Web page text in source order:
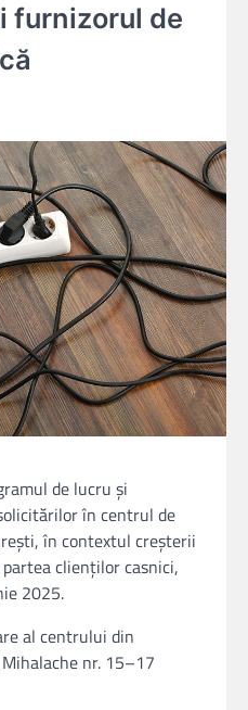
furnizorul de
de lucru și
în centrul de
în contextul creșterii
clienților casnici,
2025.
al centrului din
nr. 15–17